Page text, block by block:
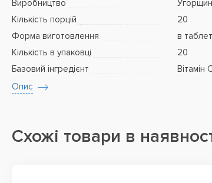
Виробництво
Кількість порцій
20
Форма виготовлення
в
Кількість в упаковці
20
Базовий інгредієнт
Вітамін
Опис
Схожі товари в